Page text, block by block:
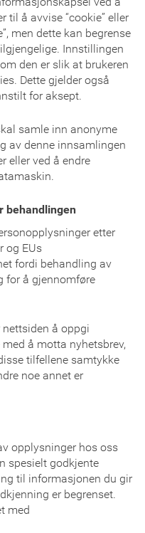
til å avvise “cookie” eller
men dette kan begrense
Innstillingen
den er slik at brukeren
Dette gjelder også
for aksept.
samle inn anonyme
av denne innsamlingen
eller ved å endre
behandlingen
etter
og EUs
fordi behandling av
for å gjennomføre
å oppgi
å motta nyhetsbrev,
tilfellene samtykke
noe annet er
opplysninger hos oss
spesielt godkjente
til informasjonen du gir
er begrenset.
med